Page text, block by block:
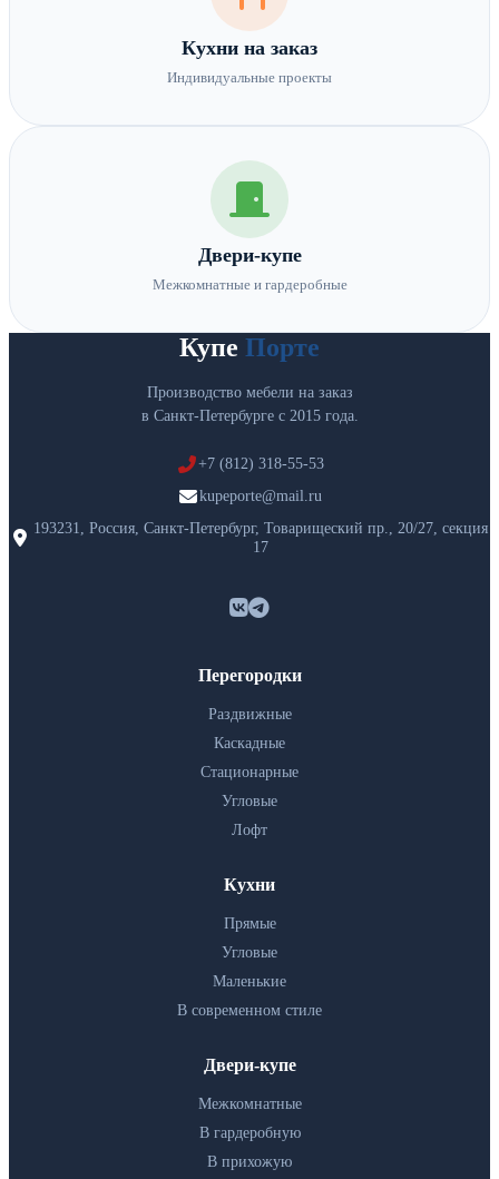
Кухни на заказ
Индивидуальные проекты
Двери-купе
Межкомнатные и гардеробные
Купе Порте
Производство мебели на заказ
в Санкт-Петербурге с 2015 года.
+7 (812) 318-55-53
kupeporte@mail.ru
193231, Россия, Санкт-Петербург, Товарищеский пр., 20/27, секция
17
Перегородки
Раздвижные
Каскадные
Стационарные
Угловые
Лофт
Кухни
Прямые
Угловые
Маленькие
В современном стиле
Двери-купе
Межкомнатные
В гардеробную
В прихожую